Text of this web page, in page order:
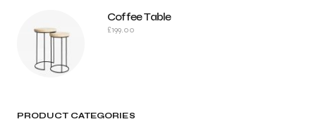
Coffee Table
£199.00
PRODUCT CATEGORIES